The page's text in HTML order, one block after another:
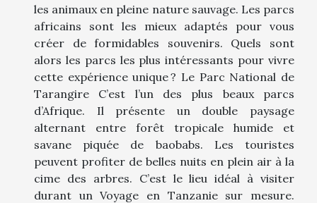
les animaux en pleine nature sauvage. Les parcs
africains sont les mieux adaptés pour vous
créer de formidables souvenirs. Quels sont
alors les parcs les plus intéressants pour vivre
cette expérience unique ? Le Parc National de
Tarangire C’est l’un des plus beaux parcs
d’Afrique. Il présente un double paysage
alternant entre forêt tropicale humide et
savane piquée de baobabs. Les touristes
peuvent profiter de belles nuits en plein air à la
cime des arbres. C’est le lieu idéal à visiter
durant un Voyage en Tanzanie sur mesure.